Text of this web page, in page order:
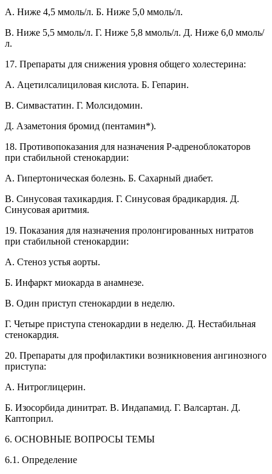
A. Ниже 4,5 ммоль/л. Б. Ниже 5,0 ммоль/л.
B. Ниже 5,5 ммоль/л. Г. Ниже 5,8 ммоль/л. Д. Ниже 6,0 ммоль/
л.
17. Препараты для снижения уровня общего холестерина:
A. Ацетилсалициловая кислота. Б. Гепарин.
B. Симвастатин. Г. Молсидомин.
Д. Азаметония бромид (пентамин*).
18. Противопоказания для назначения Р-адреноблокаторов
при стабильной стенокардии:
A. Гипертоническая болезнь. Б. Сахарный диабет.
B. Синусовая тахикардия. Г. Синусовая брадикардия. Д.
Синусовая аритмия.
19. Показания для назначения пролонгированных нитратов
при стабильной стенокардии:
A. Стеноз устья аорты.
Б. Инфаркт миокарда в анамнезе.
B. Один приступ стенокардии в неделю.
Г. Четыре приступа стенокардии в неделю. Д. Нестабильная
стенокардия.
20. Препараты для профилактики возникновения ангинозного
приступа:
А. Нитроглицерин.
Б. Изосорбида динитрат. В. Индапамид. Г. Валсартан. Д.
Каптоприл.
6. ОСНОВНЫЕ ВОПРОСЫ ТЕМЫ
6.1. Определение